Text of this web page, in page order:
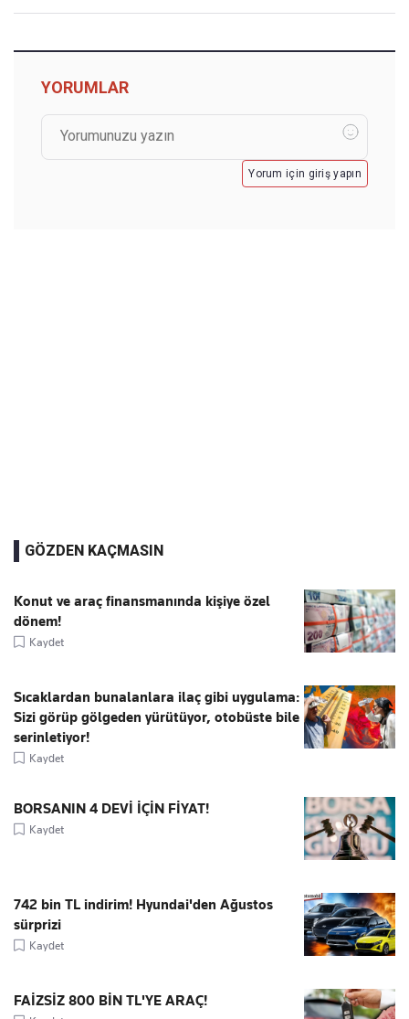
YORUMLAR
Yorum için giriş yapın
GÖZDEN KAÇMASIN
Konut ve araç finansmanında kişiye özel
dönem!
Kaydet
Sıcaklardan bunalanlara ilaç gibi uygulama:
Sizi görüp gölgeden yürütüyor, otobüste bile
serinletiyor!
Kaydet
BORSANIN 4 DEVİ İÇİN FİYAT!
Kaydet
742 bin TL indirim! Hyundai'den Ağustos
sürprizi
Kaydet
FAİZSİZ 800 BİN TL'YE ARAÇ!